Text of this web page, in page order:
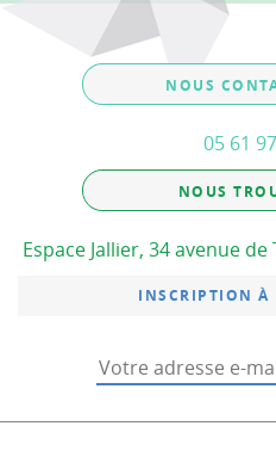
NOUS
05 61
NOUS
Espace Jallier, 34 avenue
INSCRIPTION À